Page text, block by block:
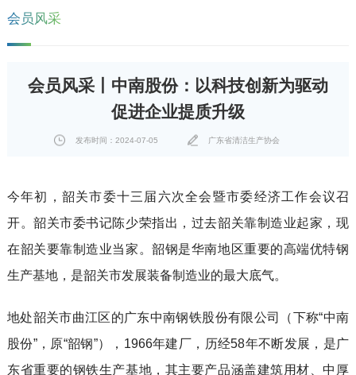
会员风采
会员风采丨中南股份：以科技创新为驱动
促进企业提质升级
发布时间：2024-07-05 广东省清洁生产协会
今年初，韶关市委十三届六次全会暨市委经济工作会议召
开。韶关市委书记陈少荣指出，过去韶关靠制造业起家，现
在韶关要靠制造业当家。韶钢是华南地区重要的高端优特钢
生产基地，是韶关市发展装备制造业的最大底气。
地处韶关市曲江区的广东中南钢铁股份有限公司（下称“中南
股份”，原“韶钢”），1966年建厂，历经58年不断发展，是广
东省重要的钢铁生产基地，其主要产品涵盖建筑用材、中厚